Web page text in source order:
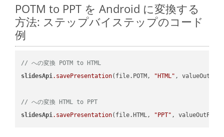
POTM to PPT を Android に変換する
方法: ステップバイステップのコード
例
// への変換 POTM to HTML
slidesApi.savePresentation(file.POTM, "HTML" ,
// への変換 HTML to PPT
slidesApi.savePresentation(file.HTML, "PPT"